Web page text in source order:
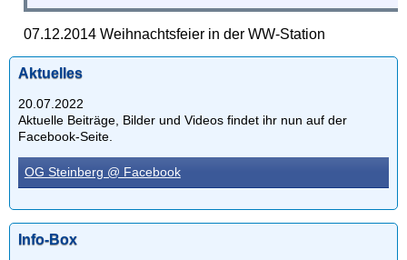
07.12.2014 Weihnachtsfeier in der WW-Station
Aktuelles
20.07.2022
Aktuelle Beiträge, Bilder und Videos findet ihr nun auf der
Facebook-Seite.
OG Steinberg @ Facebook
Info-Box